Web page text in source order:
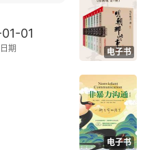
01
期 电子书
电子书